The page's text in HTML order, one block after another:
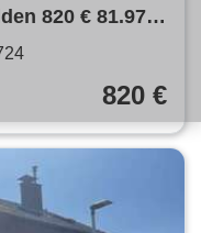
820 € 81.97
820 €